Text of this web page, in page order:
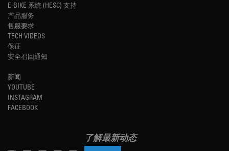
E-BIKE 系统 (HESC) 支持
产品服务
售服要求
TECH VIDEOS
保证
安全召回通知
新闻
YOUTUBE
INSTAGRAM
FACEBOOK
了解最新动态